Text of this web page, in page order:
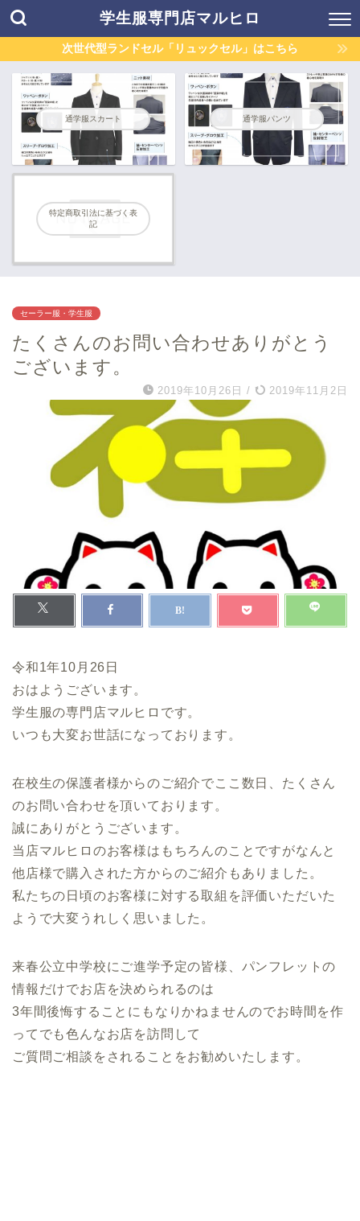
学生服専門店マルヒロ
次世代型ランドセル「リュックセル」はこちら
通学服スカート 通学服パンツ
特定商取引法に基づく表
記
セーラー服・学生服
たくさんのお問い合わせありがとう
ございます。
2019年10月26日 / 2019年11月2日
令和1年10月26日
おはようございます。
学生服の専門店マルヒロです。
いつも大変お世話になっております。
在校生の保護者様からのご紹介でここ数日、たくさん
のお問い合わせを頂いております。
誠にありがとうございます。
当店マルヒロのお客様はもちろんのことですがなんと
他店様で購入された方からのご紹介もありました。
私たちの日頃のお客様に対する取組を評価いただいた
ようで大変うれしく思いました。
来春公立中学校にご進学予定の皆様、パンフレットの
情報だけでお店を決められるのは
3年間後悔することにもなりかねませんのでお時間を作
ってでも色んなお店を訪問して
ご質問ご相談をされることをお勧めいたします。